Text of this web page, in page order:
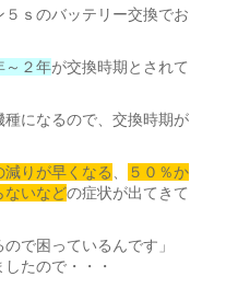
ｓのバッテリー交換でお
～２年が交換時期とされて
になるので、交換時期が
減りが早くなる
５０％か
ないなどの症状が出てきて
で困っているんです」
たので・・・